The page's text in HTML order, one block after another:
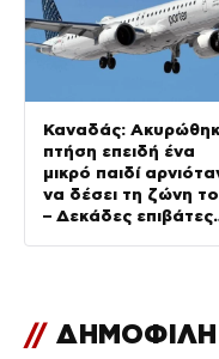
Καναδάς:
πτήση επειδή ένα
μικρό παιδί
να δέσει τη ζώνη
– Δεκάδες επιβάτες
// ΔΗΜΟΦΙΛΗ